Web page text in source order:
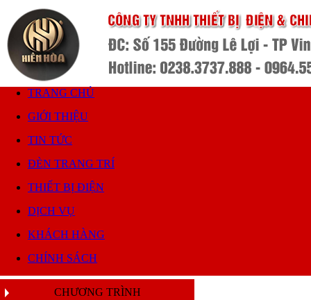
TRANG CHỦ
GIỚI THIỆU
TIN TỨC
ĐÈN TRANG TRÍ
THIẾT BỊ ĐIỆN
DỊCH VỤ
KHÁCH HÀNG
CHÍNH SÁCH
CHƯƠNG TRÌNH